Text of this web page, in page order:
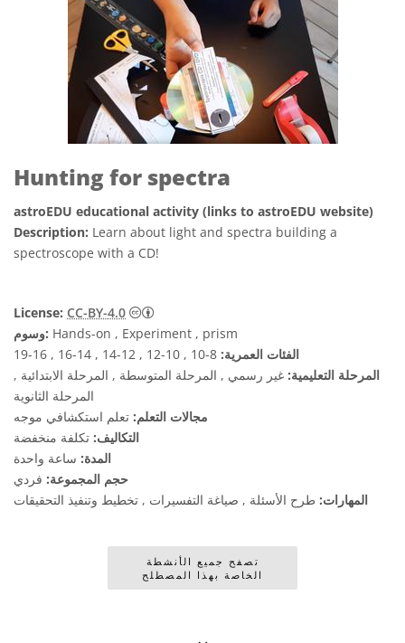
Hunting for spectra
astroEDU educational activity (links to astroEDU website)
Description: Learn about light and spectra building a
spectroscope with a CD!
License: CC-BY-4.0
وسوم: Hands-on , Experiment , prism
الفئات العمرية:
المرحلة التعليمية: غير رسمي , المرحلة المتوسطة , المرحلة الابتدائية ,
المرحلة الثانوية
مجالات التعلم: تعلم استكشافي موجه
التكاليف: تكلفة منخفضة
المدة: ساعة واحدة
حجم المجموعة: فردي
المهارات: طرح الأسئلة , صياغة التفسيرات , تخطيط وتنفيذ التحقيقات
تصفح جميع الأنشطة
الخاصة بهذا المصطلح